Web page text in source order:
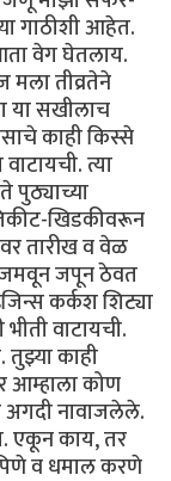
गाठीशी आहेत.
वेग घेतलाय.
तीव्रतेने
या सखीलाच
काही किस्से
त्या
पुठ्याच्या
खिडकीवरून
तारीख व वेळ
जपून ठेवत
कर्कश शिट्या
वाटायची.
काही
आम्हाला कोण
अगदी नावाजलेले.
एकून काय, तर
व धमाल करणे